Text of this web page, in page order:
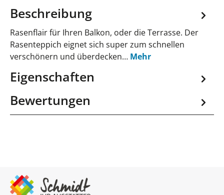
Beschreibung
Rasenflair für Ihren Balkon, oder die Terrasse. Der
Rasenteppich eignet sich super zum schnellen
verschönern und überdecken… Mehr
Eigenschaften
Bewertungen